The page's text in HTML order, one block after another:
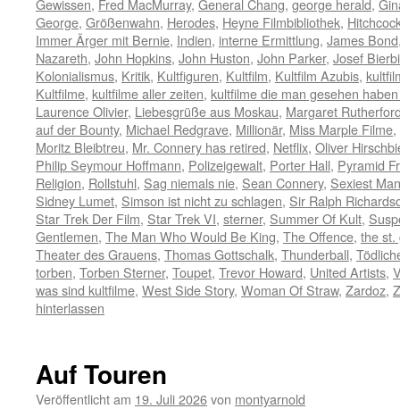
Gewissen, Fred MacMurray, General Chang, george herald,
George, Größenwahn, Herodes, Heyne Filmbibliothek,
Immer Ärger mit Bernie, Indien, interne Ermittlung, James Bond
Nazareth, John Hopkins, John Huston, John Parker, Josef
Kolonialismus, Kritik, Kultfiguren, Kultfilm, Kultfilm Azubis,
Kultfilme, kultfilme aller zeiten, kultfilme die man gesehen
Laurence Olivier, Liebesgrüße aus Moskau, Margaret
auf der Bounty, Michael Redgrave, Millionär, Miss Marple Filme,
Moritz Bleibtreu, Mr. Connery has retired, Netflix, Oliver
Philip Seymour Hoffmann, Polizeigewalt, Porter Hall, Pyramid
Religion, Rollstuhl, Sag niemals nie, Sean Connery, Sexiest
Sidney Lumet, Simson ist nicht zu schlagen, Sir Ralph
Star Trek Der Film, Star Trek VI, sterner, Summer Of Kult,
Gentlemen, The Man Who Would Be King, The Offence, the st.
Theater des Grauens, Thomas Gottschalk, Thunderball,
torben, Torben Sterner, Toupet, Trevor Howard, United Artists,
was sind kultfilme, West Side Story, Woman Of Straw, Zardoz,
hinterlassen
Auf Touren
Veröffentlicht am 19. Juli 2026von montyarnold